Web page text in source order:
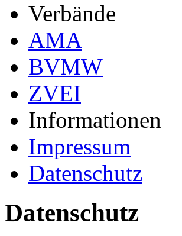
Verbände
AMA
BVMW
ZVEI
Informationen
Impressum
Datenschutz
Datenschutz